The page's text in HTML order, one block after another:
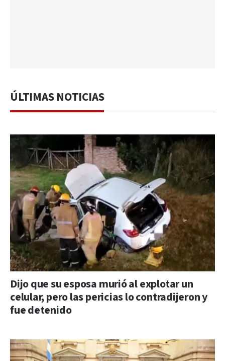
ÚLTIMAS NOTICIAS
Dijo que su esposa murió al explotar un
celular, pero las pericias lo contradijeron y
fue detenido